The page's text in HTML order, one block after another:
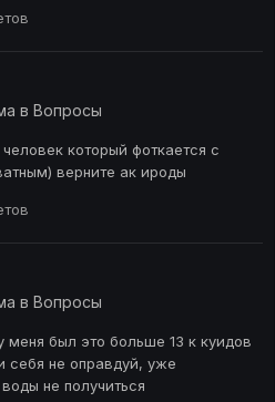
в Вопросы
который фоткается с
верните ак ироды
в Вопросы
меня был это больше 13 к куидов
себя не оправдуй, уже
не получиться